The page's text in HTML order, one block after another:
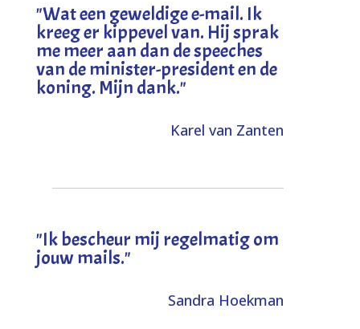
"Wat een geweldige e-mail. Ik
kreeg er kippevel van. Hij sprak
me meer aan dan de speeches
van de minister-president en de
koning. Mijn dank."
Karel van Zanten
"Ik bescheur mij regelmatig om
jouw mails."
Sandra Hoekman